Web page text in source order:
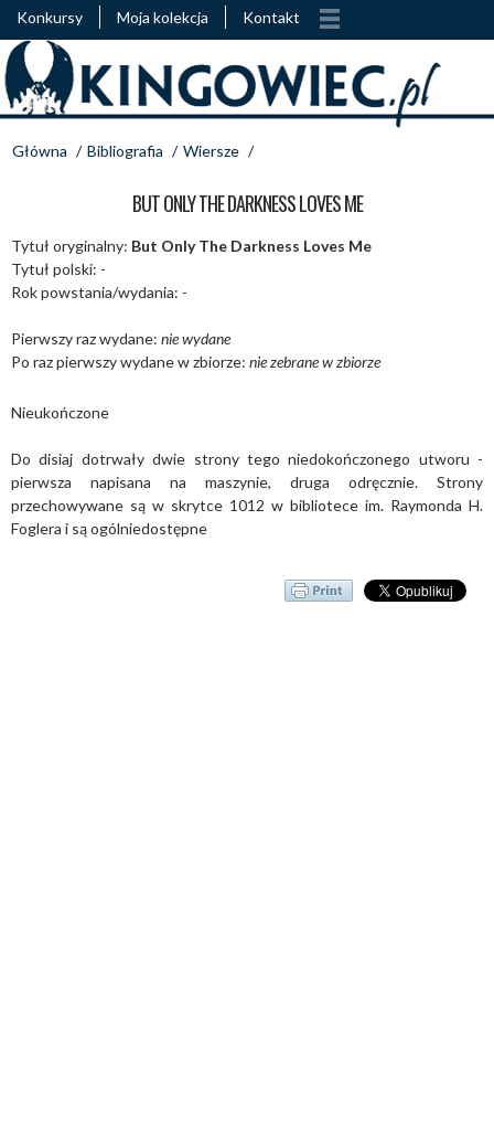
Konkursy Moja kolekcja Kontakt
Główna / Bibliografia / Wiersze /
BUT ONLY THE DARKNESS LOVES ME
Tytuł oryginalny: But Only The Darkness Loves Me
Tytuł polski: -
Rok powstania/wydania: -
Pierwszy raz wydane: nie wydane
Po raz pierwszy wydane w zbiorze: nie zebrane w zbiorze
Nieukończone
Do disiaj dotrwały dwie strony tego niedokończonego utworu -
pierwsza napisana na maszynie, druga odręcznie. Strony
przechowywane są w skrytce 1012 w bibliotece im. Raymonda H.
Foglera i są ogólniedostępne